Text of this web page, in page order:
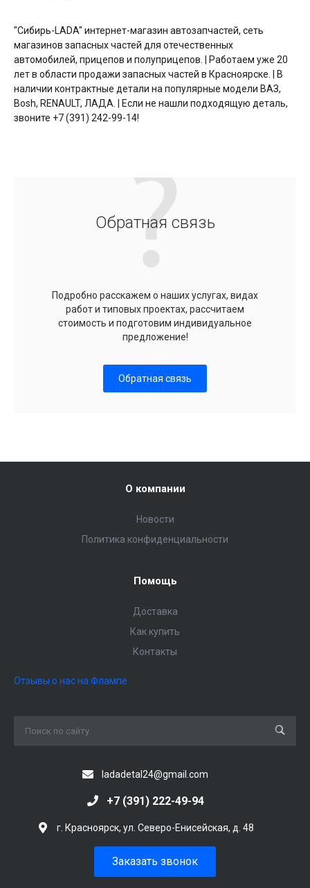
"Сибирь-LADA" интернет-магазин автозапчастей, сеть
магазинов запасных частей для отечественных
автомобилей, прицепов и полуприцепов. | Работаем уже 20
лет в области продажи запасных частей в Красноярске. | В
наличии контрактные детали на популярные модели ВАЗ,
Bosh, RENAULT, ЛАДА. | Если не нашли подходящую деталь,
звоните +7 (391) 242-99-14!
Обратная связь
Подробно расскажем о наших услугах, видах
работ и типовых проектах, рассчитаем
стоимость и подготовим индивидуальное
предложение!
Обратная связь
О компании
Новости
Политика конфиденциальности
Помощь
Доставка
Как купить
Контакты
Отзывы о нас на Флампе
ladadetal24@gmail.com
+7 (391) 222-49-94
г. Красноярск, ул. Северо-Енисейская, д. 48
Заказать звонок